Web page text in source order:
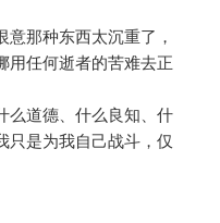
意那种东西太沉重了，
用任何逝者的苦难去正
么道德、什么良知、什
只是为我自己战斗，仅